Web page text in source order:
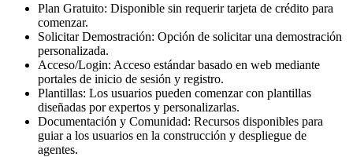
Plan Gratuito: Disponible sin requerir tarjeta de crédito para
comenzar.
Solicitar Demostración: Opción de solicitar una demostración
personalizada.
Acceso/Login: Acceso estándar basado en web mediante
portales de inicio de sesión y registro.
Plantillas: Los usuarios pueden comenzar con plantillas
diseñadas por expertos y personalizarlas.
Documentación y Comunidad: Recursos disponibles para
guiar a los usuarios en la construcción y despliegue de
agentes.